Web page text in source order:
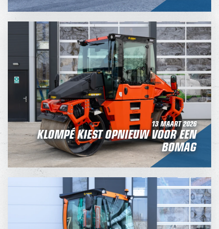
13 MAART 2026
KLOMPÉ KIEST OPNIEUW VOOR EEN
BOMAG